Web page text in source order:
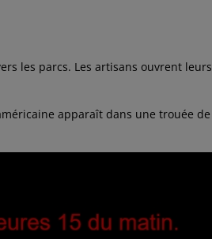
les parcs. Les artisans ouvrent leurs
apparaît dans une trouée de